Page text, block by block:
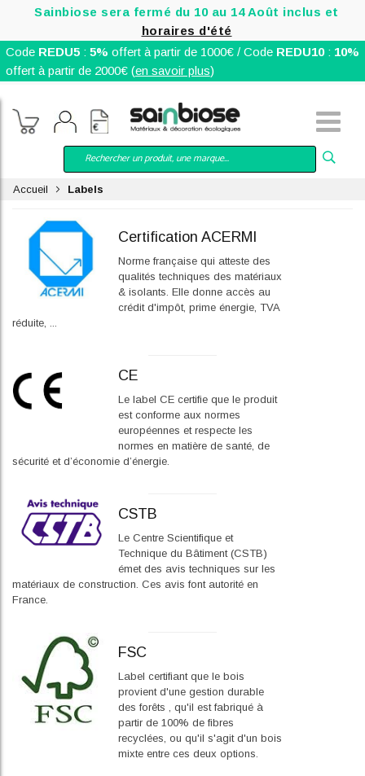
Sainbiose sera fermé du 10 au 14 Août inclus et
horaires d'été
Code REDU5: 5% offert à partir de 1000€ / Code REDU10: 10%
offert à partir de 2000€ (en savoir plus)
Accueil Labels
Certification ACERMI
Norme française qui atteste des
qualités techniques des matériaux
& isolants. Elle donne accès au
crédit d'impôt, prime énergie, TVA
réduite, ...
CE
Le label CE certifie que le produit
est conforme aux normes
européennes et respecte les
normes en matière de santé, de
sécurité et d’économie d’énergie.
CSTB
Le Centre Scientifique et
Technique du Bâtiment (CSTB)
émet des avis techniques sur les
matériaux de construction. Ces avis font autorité en
France.
FSC
Label certifiant que le bois
provient d'une gestion durable
des forêts , qu'il est fabriqué à
partir de 100% de fibres
recyclées, ou qu'il s'agit d'un bois
mixte entre ces deux options.